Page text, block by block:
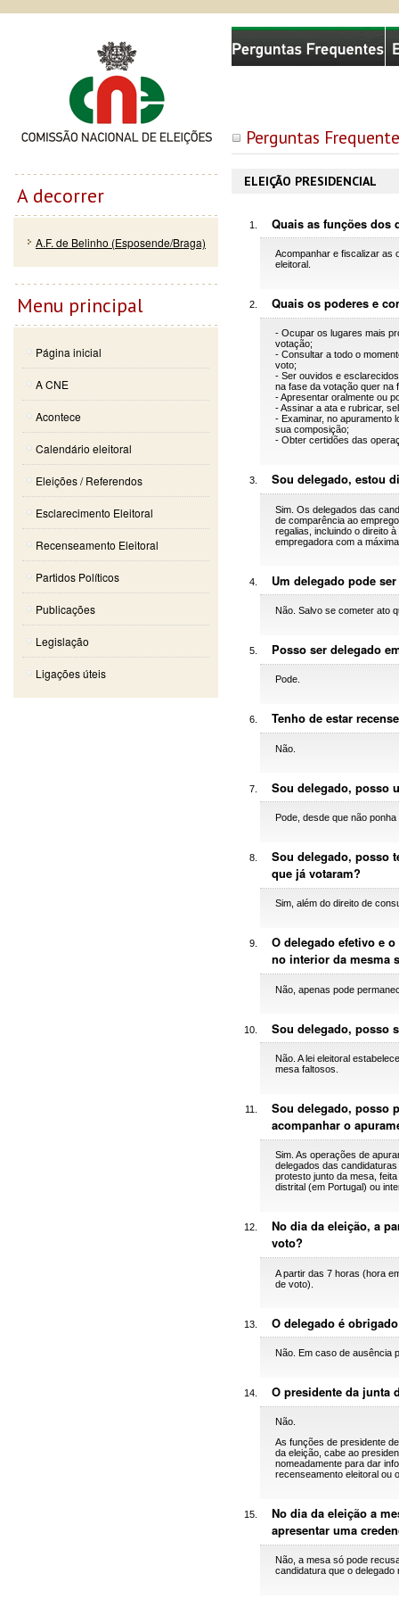
Perguntas
ELEIÇÃO PRESIDENCIAL
Quais as funções dos
Acompanhar e fiscalizar as
eleitoral.
Quais os poderes e
- Ocupar os lugares mais
votação;
- Consultar a todo o
voto;
- Ser ouvidos e
na fase da votação quer na
- Apresentar oralmente ou
- Assinar a ata e rubricar,
- Examinar, no apuramento
sua composição;
- Obter certidões das
Sou delegado, estou
Sim. Os delegados das
de comparência ao
regalias, incluindo o direito
empregadora com a
Um delegado pode
Não. Salvo se cometer ato
Posso ser delegado
Pode.
Tenho de estar
Não.
Sou delegado, posso
Pode, desde que não
Sou delegado, posso
que já votaram?
Sim, além do direito de
O delegado efetivo e
no interior da mesma
Não, apenas pode
Sou delegado, posso
Não. A lei eleitoral
mesa faltosos.
Sou delegado, posso
acompanhar o
Sim. As operações de
delegados das
protesto junto da mesa,
distrital (em Portugal) ou
No dia da eleição, a
voto?
A partir das 7 horas (hora
de voto).
O delegado é
Não. Em caso de ausência
O presidente da junta
Não.
As funções de presidente
da eleição, cabe ao
nomeadamente para dar
recenseamento eleitoral ou
No dia da eleição a
apresentar uma
Não, a mesa só pode
candidatura que o delegado
Comissão Nacional de Eleições
A decorrer
A.F. de Belinho (Esposende/Braga)
Menu principal
Página inicial
A CNE
Acontece
Calendário eleitoral
Eleições / Referendos
Esclarecimento Eleitoral
Recenseamento Eleitoral
Partidos Políticos
Publicações
Legislação
Ligações úteis